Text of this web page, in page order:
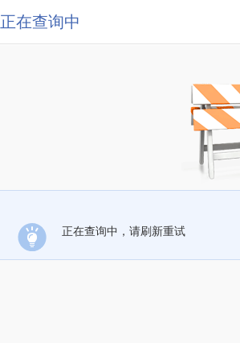
正在查询中
正在查询中，请刷新重试